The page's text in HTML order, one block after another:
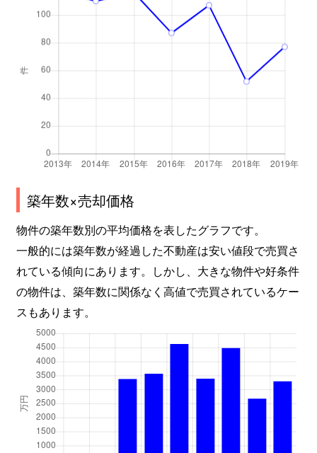
築年数×売却価格
物件の築年数別の平均価格を表したグラフです。
一般的には築年数が経過した不動産は安い値段で売買さ
れている傾向にあります。しかし、大きな物件や好条件
の物件は、築年数に関係なく高値で売買されているケー
スもあります。